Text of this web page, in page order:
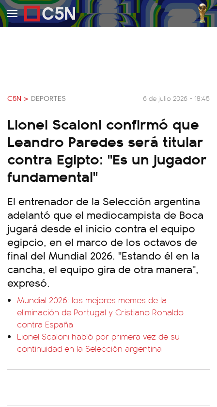
C5N > DEPORTES 6 de julio 2026 - 18:45
Lionel Scaloni confirmó que
Leandro Paredes será titular
contra Egipto: "Es un jugador
fundamental"
El entrenador de la Selección argentina
adelantó que el mediocampista de Boca
jugará desde el inicio contra el equipo
egipcio, en el marco de los octavos de
final del Mundial 2026. "Estando él en la
cancha, el equipo gira de otra manera",
expresó.
Mundial 2026: los mejores memes de la
eliminación de Portugal y Cristiano Ronaldo
contra España
Lionel Scaloni habló por primera vez de su
continuidad en la Selección argentina